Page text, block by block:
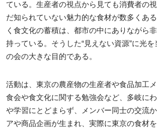
ている。生産者の視点から見ても消費者の
だ知られていない魅力的な食材が数多くあ
く食文化の蓄積は、都市の中にありながら
持っている。そうした“見えない資源”に光を
の会の大きな目的である。
活動は、東京の農産物の生産者や食品加工
食会や食文化に関する勉強会など、多岐に
や学習にとどまらず、メンバー同士の交流
アや商品企画が生まれ、実際に東京の食材